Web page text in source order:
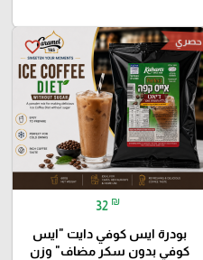
favorite_border حصري
32 ₪
بودرة ايس كوفي دايت "ايس
كوفي بدون سكر مضاف" وزن